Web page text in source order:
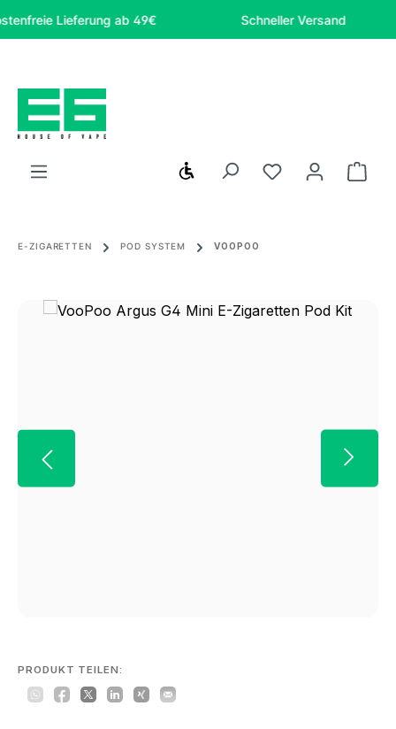
Zum Hauptinhalt springen
Lieferung ab 49€ Schneller Versand
Werkzeugleiste anzeigen
Du hast 0
E-ZIGARETTEN POD SYSTEM VOOPOO
Bildergalerie überspringen
PRODUKT TEILEN: